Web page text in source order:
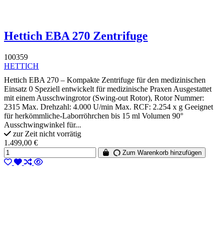
Hettich EBA 270 Zentrifuge
100359
HETTICH
Hettich EBA 270 – Kompakte Zentrifuge für den medizinischen
Einsatz 0 Speziell entwickelt für medizinische Praxen Ausgestattet
mit einem Ausschwingrotor (Swing-out Rotor), Rotor Nummer:
2315 Max. Drehzahl: 4.000 U/min Max. RCF: 2.254 x g Geeignet
für herkömmliche-Laborröhrchen bis 15 ml Volumen 90°
Ausschwingwinkel für...
zur Zeit nicht vorrätig
1.499,00 €
Zum Warenkorb hinzufügen